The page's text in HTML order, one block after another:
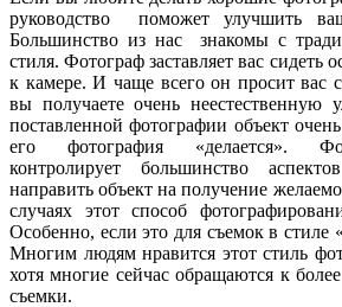
руководство поможет улучшить
Большинство из нас знакомы с
стиля. Фотограф заставляет вас сидеть
к камере. И чаще всего он просит вас
вы получаете очень неестественную
поставленной фотографии объект
его фотография «делается».
контролирует большинство
направить объект на получение
случаях этот способ
Особенно, если это для съемок в
Многим людям нравится этот стиль
хотя многие сейчас обращаются к
съемки.